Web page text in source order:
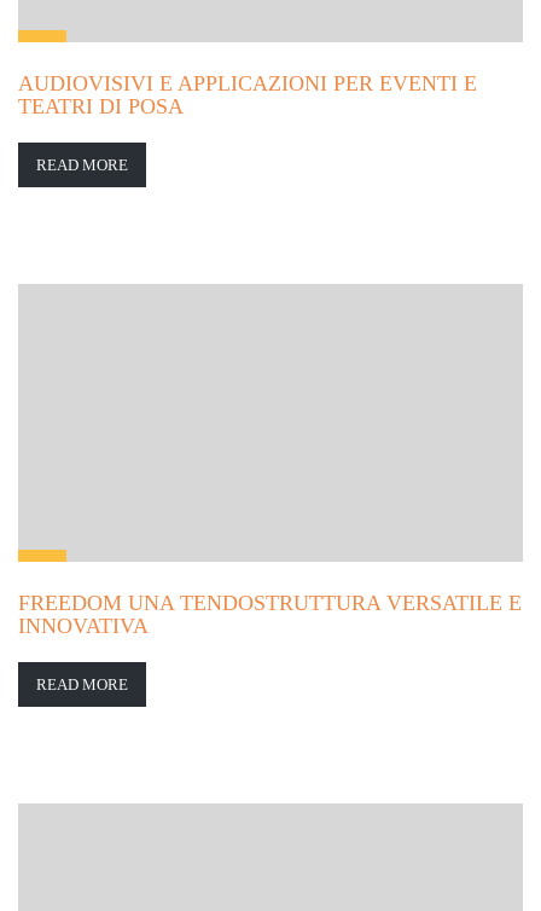
AUDIOVISIVI E APPLICAZIONI PER EVENTI E
TEATRI DI POSA
READ MORE
FREEDOM UNA TENDOSTRUTTURA VERSATILE E
INNOVATIVA
READ MORE